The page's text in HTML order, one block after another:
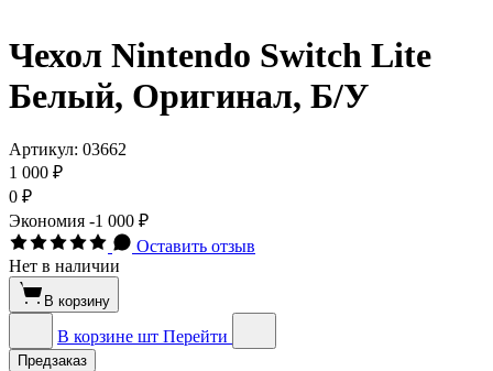
Чехол Nintendo Switch Lite
Белый, Оригинал, Б/У
Артикул: 03662
1 000 ₽
0 ₽
Экономия -1 000 ₽
Оставить отзыв
Нет в наличии
В корзину
В корзине шт Перейти
Предзаказ